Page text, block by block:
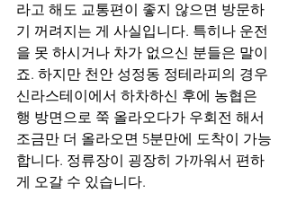
라고 해도 교통편이 좋지 않으면 방문하
기 꺼려지는 게 사실입니다. 특히나 운전
을 못 하시거나 차가 없으신 분들은 말이
죠. 하지만 천안 성정동 정테라피의 경우
신라스테이에서 하차하신 후에 농협은
행 방면으로 쭉 올라오다가 우회전 해서
조금만 더 올라오면 5분만에 도착이 가능
합니다. 정류장이 굉장히 가까워서 편하
게 오갈 수 있습니다.